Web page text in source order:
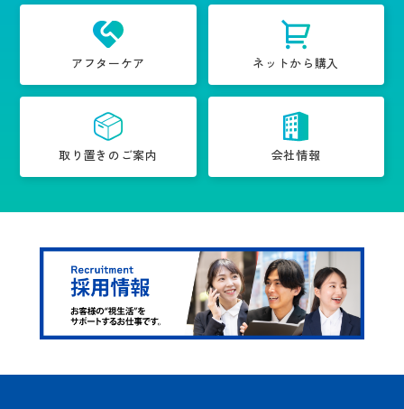
アフターケア ネットから購入
取り置きのご案内 会社情報